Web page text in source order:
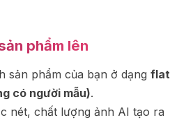
phẩm lên
sản phẩm của bạn ở dạng flat
có người mẫu).
nét, chất lượng ảnh AI tạo ra